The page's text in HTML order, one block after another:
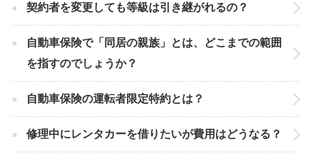
契約者を変更しても等級は引き継がれるの？
自動車保険で「同居の親族」とは、どこまでの範囲
を指すのでしょうか？
自動車保険の運転者限定特約とは？
修理中にレンタカーを借りたいが費用はどうなる？